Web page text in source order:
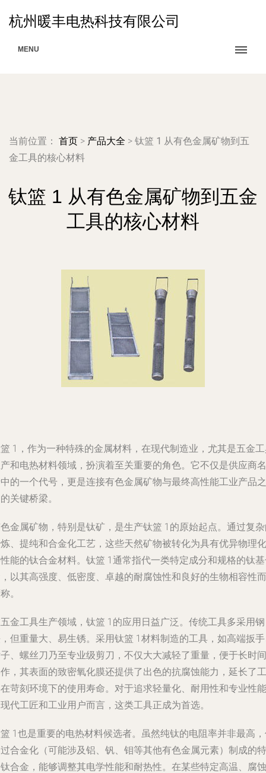
杭州暖丰电热科技有限公司
MENU
当前位置： 首页 > 产品大全 > 钛篮 1 从有色金属矿物到五
金工具的核心材料
钛篮 1 从有色金属矿物到五金
工具的核心材料
1，作为一种特殊的金属材料，在现代制造业，尤其是五金
和电热材料领域，扮演着至关重要的角色。它不仅是供应商名
的一个代号，更是连接有色金属矿物与最终高性能工业产品之
关键桥梁。
金属矿物，特别是钛矿，是生产钛篮 1的原始起点。通过复
、提纯和合金化工艺，这些天然矿物被转化为具有优异物理化
能的钛合金材料。钛篮 1通常指代一类特定成分和规格的钛
以其高强度、低密度、卓越的耐腐蚀性和良好的生物相容性而
。
金工具生产领域，钛篮 1的应用日益广泛。传统工具多采用钢
但重量大、易生锈。采用钛篮 1材料制造的工具，如高端扳
、螺丝刀乃至专业级剪刀，不仅大大减轻了重量，便于长时间
，其表面的致密氧化膜还提供了出色的抗腐蚀能力，延长了工
苛刻环境下的使用寿命。对于追求轻量化、耐用性和专业性能
代工匠和工业用户而言，这类工具正成为首选。
1也是重要的电热材料候选者。虽然纯钛的电阻率并非最高
合金化（可能涉及铝、钒、钼等其他有色金属元素）制成的特
合金，能够调整其电学性能和耐热性。在某些特定高温、腐蚀